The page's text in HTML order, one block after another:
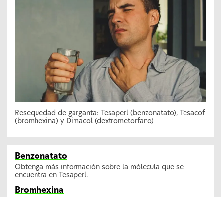
Resequedad de garganta: Tesaperl (benzonatato), Tesacof
(bromhexina) y Dimacol (dextrometorfano)
Benzonatato
Obtenga más información sobre la mólecula que se
encuentra en Tesaperl.
Bromhexina